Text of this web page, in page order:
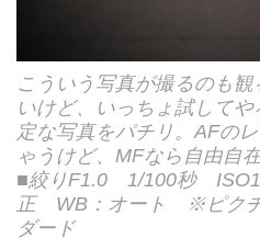
こういう写真が撮るのも
いけど、いっちょ試して
定な写真をパチリ。AFの
ゃうけど、MFなら自由自在
■絞りF1.0 1/100秒
正 WB：オート ※ピクチ
ダード